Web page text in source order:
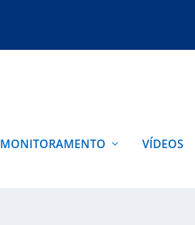
MONITORAMENTO VÍDEOS